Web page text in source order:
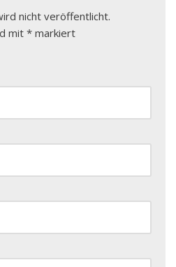
nicht veröffentlicht.
mit * markiert